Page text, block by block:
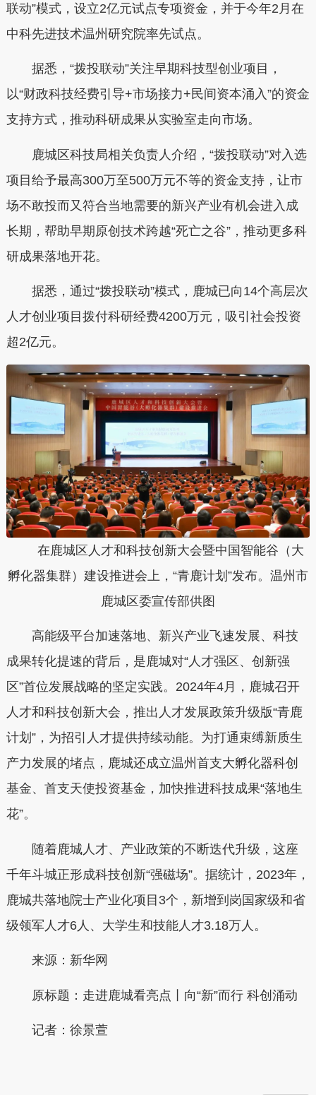
联动”模式，设立2亿元试点专项资金，并于今年2 月在
中科先进技术温州研究院率先试点。
据悉， “拨投联动”关注早期科技型创业项目，
以“财政科技经费引导+市场接力+民间资本涌入”的资金
支持方式，推动科研成果从实验室走向市场。
鹿城区科技局相关负责人介绍， “拨投联动”对入选
项目给予最高300万至500万元不等的资金支持，让市
场不敢投而又符合当地需要的新兴产业有机会进入成
长期 ，帮助早期原创技术跨越“死亡之谷”，推动更多科
研成果落地开花。
据悉， 通过“拨投联动”模式，鹿城已向 14个高层次
人才创业项目拨付科研经费4200万元，吸引社会投资
超2亿元。
在鹿城区人才和科技创新大会暨中国智能谷（大
孵化器集群）建设推进会上，“青鹿计划”发布。温州市
鹿城区委宣传部供图
高能级平台加速落地、新兴产业飞速发展、科技
成果转化提速的背后，是鹿城对“人才强区、创新强
区”首位发展战略的坚定实践。 2024年4月，鹿城召开
人才和科技创新大会， 推出人才发展政策升级版“青鹿
计划 ”，为招引人才提供持续动能。为打通束缚新质生
产力发展的堵点 ， 鹿城还成立温州 首支大孵化器科创
基金、首支天使投资基金 ，加快推进科技成果“落地生
花”。
随着鹿城人才、产业政策的不断迭代升级，这座
千年斗城正形成科技创新“强磁场”。据统计， 2023年，
鹿城共落地院士产业化项目 3个，新增到岗国家级和省
级领军人才6人、大学生和技能人才3.18万人。
来源：新华网
原标题： 走进鹿城看亮点丨向“新”而行 科创涌动
记者：徐景萱